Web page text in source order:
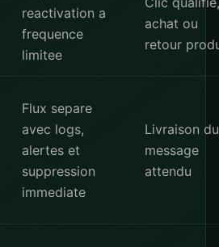
reactivation a
frequence
limitee
achat ou
retour
Flux separe
avec logs,
alertes et
suppression
immediate
Livraison du
message
attendu